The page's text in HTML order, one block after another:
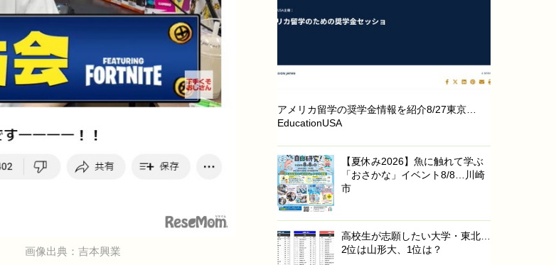
画像出典：吉本興業
アメリカ留学の奨学金情報を紹介8/27東京…
EducationUSA
【夏休み2026】魚に触れて学ぶ
「おさかな」イベント8/8…川崎
市
高校生が志願したい大学・東北…
2位は山形大、1位は？